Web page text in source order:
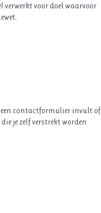
verwerkt voor doel waarvoor
contactformulier invult of
je zelf verstrekt worden